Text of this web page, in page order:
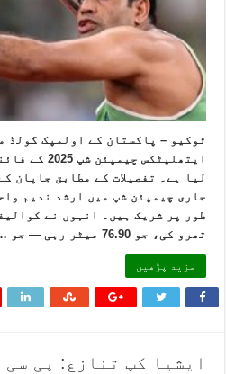
ٹوکیو – پاکستان کے اولمپک گولڈ
ایتھلیٹکس
لیا ہے۔ تفصیلات کے مطابق جاپان
جاری چیمپئن شپ میں ارشد ندیم
طور پر شریک ہیں۔ انہوں نے
تھرو کی، جو 76.90 میٹر رہی — جو …
مزید پڑھیں
ایشیا کپ تنازع: پی